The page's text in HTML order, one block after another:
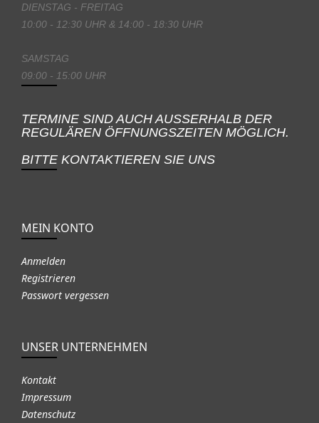
DIENSTAG - FREITAG
10:00 - 12:30 UHR & 14:00 - 18:30 UHR
SAMSTAG
09:00 - 15:00 UHR
TERMINE SIND AUCH AUSSERHALB DER
REGULÄREN ÖFFNUNGSZEITEN MÖGLICH.
BITTE KONTAKTIEREN SIE UNS
MEIN KONTO
Anmelden
Registrieren
Passwort vergessen
UNSER UNTERNEHMEN
Kontakt
Impressum
Datenschutz